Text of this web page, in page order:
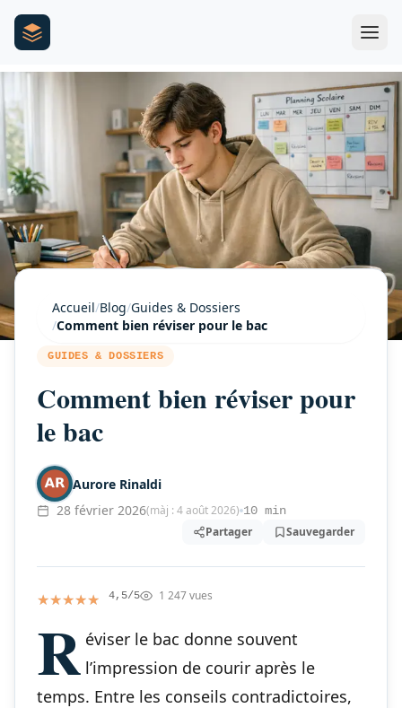
Accueil/Blog/Guides & Dossiers
/Comment bien réviser pour le bac
GUIDES & DOSSIERS
Comment bien réviser pour
le bac
Aurore Rinaldi
28 février 2026(màj : 4 août 2026) 10 min
Partager Sauvegarder
★★★★★
★★★★★ 4,5/5 1 247 vues
R éviser le bac donne souvent
l’impression de courir après le
temps. Entre les conseils contradictoires,